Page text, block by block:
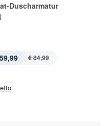
Duscharmatur
€ 84,99